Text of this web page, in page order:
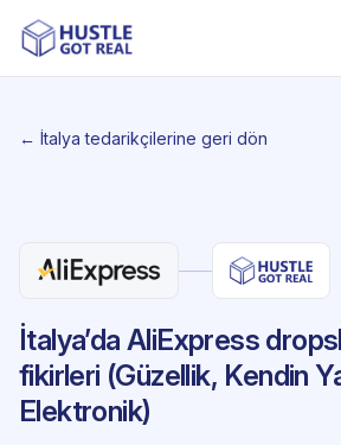
← İtalya tedarikçilerine geri dön
İtalya’da AliExpress
fikirleri (Güzellik, Kendin
Elektronik)